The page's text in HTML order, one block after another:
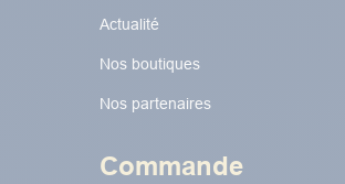
Actualité
Nos boutiques
Nos partenaires
Commande